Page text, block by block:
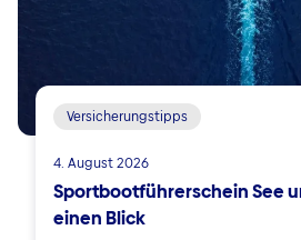
Versicherungstipps
4. August 2026
Sportbootführerschein See
einen Blick